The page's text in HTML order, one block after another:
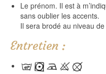
Le prénom. Il est à
sans oublier les accents.
Il sera brodé au niveau
Entretien :